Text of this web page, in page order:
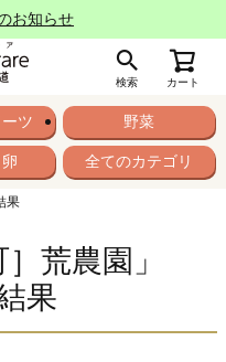
お知らせ
検索 カート
ツ 野菜
全てのカテゴリ
果
荒農園」
果